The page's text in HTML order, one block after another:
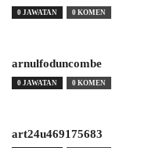
0 JAWATAN 0 KOMEN
arnulfoduncombe
0 JAWATAN 0 KOMEN
art24u469175683